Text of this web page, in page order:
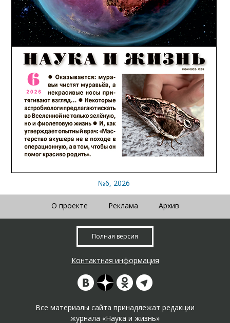
№6, 2026
О проекте Реклама Архив
Полная версия
Контактная информация
Все материалы сайта принадлежат редакции
журнала «Наука и жизнь»